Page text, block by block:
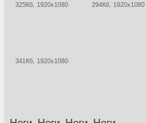
325Кб, 1920x1080 294Кб, 1920x1080
341Кб, 1920x1080